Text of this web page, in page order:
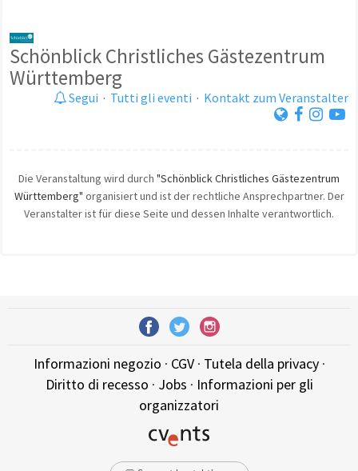
Schönblick Christliches Gästezentrum
Württemberg
Segui · Tutti gli eventi · Kontakt zum Veranstalter
Die Veranstaltung wird durch "Schönblick Christliches Gästezentrum
Württemberg" organisiert und ist der rechtliche Ansprechpartner. Der
Veranstalter ist für diese Seite und dessen Inhalte verantwortlich.
Informazioni negozio · CGV· Tutela della privacy·
Diritto di recesso · Jobs · Informazioni per gli
organizzatori